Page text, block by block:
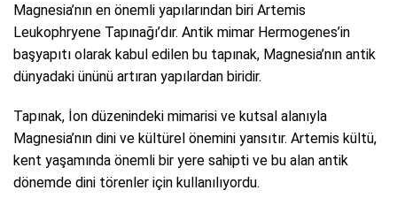
Magnesia’nın en önemli yapılarından biri Artemis
Leukophryene Tapınağı’dır. Antik mimar Hermogenes’in
başyapıtı olarak kabul edilen bu tapınak, Magnesia’nın antik
dünyadaki ününü artıran yapılardan biridir.
Tapınak, İon düzenindeki mimarisi ve kutsal alanıyla
Magnesia’nın dini ve kültürel önemini yansıtır. Artemis kültü,
kent yaşamında önemli bir yere sahipti ve bu alan antik
dönemde dini törenler için kullanılıyordu.